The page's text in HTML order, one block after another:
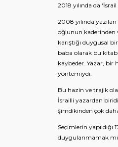
2018 yılında da
2008 yılında
oğlunun kaderinden
karıştığı duygusal
baba olarak bu
kaybeder. Yazar, bir
yöntemiydi.
Bu hazin ve trajik
İsrailli yazardan
şimdikinden çok
Seçimlerin
duygulanmamak